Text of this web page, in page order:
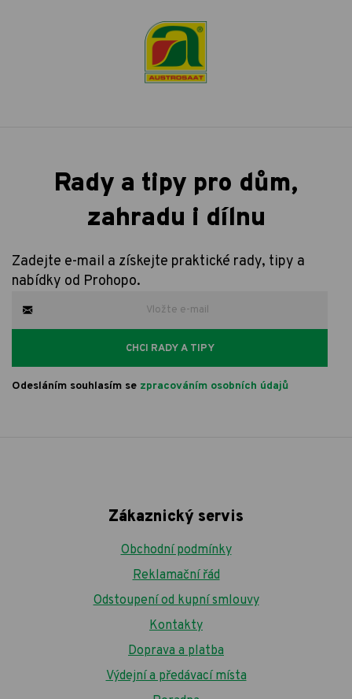
Rady a tipy pro dům,
zahradu i dílnu
Zadejte e-mail a získejte praktické rady, tipy a
nabídky od Prohopo.
CHCI RADY A TIPY
Odesláním souhlasím se zpracováním osobních údajů
Zákaznický servis
Obchodní podmínky
Reklamační řád
Odstoupení od kupní smlouvy
Kontakty
Doprava a platba
Výdejní a předávací místa